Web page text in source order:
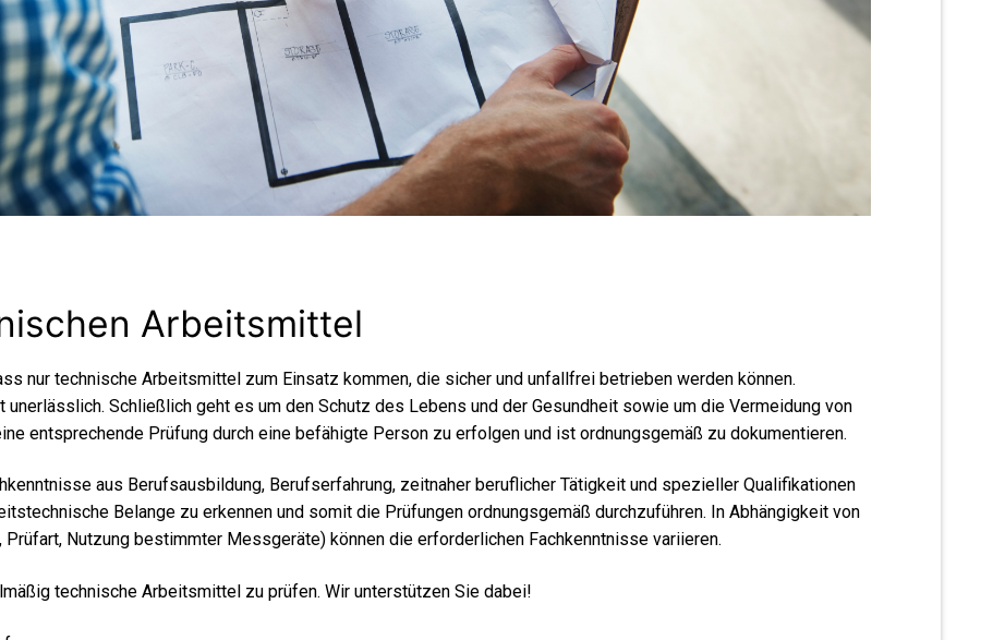
Arbeitsmittel
nur technische Arbeitsmittel zum Einsatz kommen, die sicher und unfallfrei betrieben werden können.
Schließlich geht es um den Schutz des Lebens und der Gesundheit sowie um die Vermeidung von
entsprechende Prüfung durch eine befähigte Person zu erfolgen und ist ordnungsgemäß zu dokumentieren.
aus Berufsausbildung, Berufserfahrung, zeitnaher beruflicher Tätigkeit und spezieller Qualifikationen
Belange zu erkennen und somit die Prüfungen ordnungsgemäß durchzuführen. In Abhängigkeit von
Nutzung bestimmter Messgeräte) können die erforderlichen Fachkenntnisse variieren.
technische Arbeitsmittel zu prüfen. Wir unterstützen Sie dabei!